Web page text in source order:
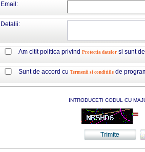
Email:
Detalii:
Am citit politica privind Protectia datelor si sunt
Sunt de accord cu Termenii si conditiile de
INTRODUCETI CODUL CU
=